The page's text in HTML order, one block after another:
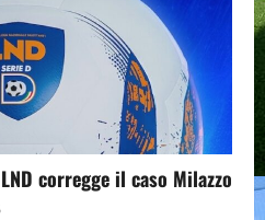
corregge il caso Milazzo